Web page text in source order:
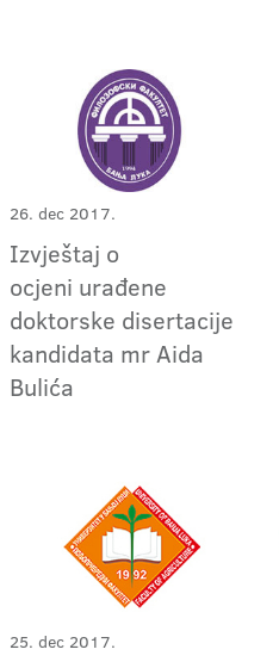
26. dec 2017.
Izvještaj o
ocjeni urađene
doktorske disertacije
kandidata mr Aida
Bulića
25. dec 2017.